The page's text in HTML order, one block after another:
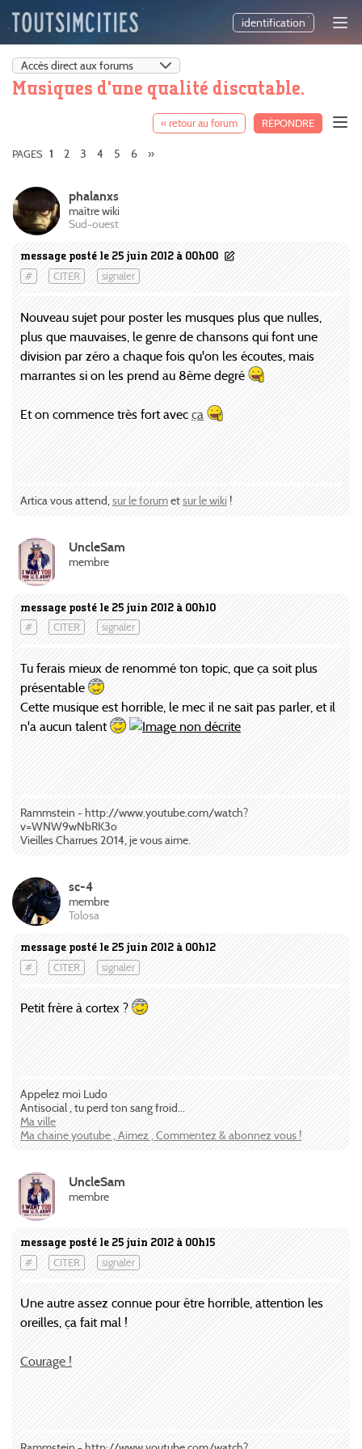
identification
Musiques d'une qualité discutable.
« retour au forum RÉPONDRE
PAGES 1 2 3 4 5 6 »
message posté le 25 juin 2012 à 00h00
# CITER signaler
phalanxs
maître wiki
Sud-ouest
Nouveau sujet pour poster les musques plus que nulles,
plus que mauvaises, le genre de chansons qui font une
division par zéro a chaque fois qu'on les écoutes, mais
marrantes si on les prend au 8ème degré
Et on commence très fort avec ça
Artica vous attend,sur le forumetsur le wiki!
message posté le 25 juin 2012 à 00h10
# CITER signaler
UncleSam
membre
Tu ferais mieux de renommé ton topic, que ça soit plus
présentable
Cette musique est horrible, le mec il ne sait pas parler, et il
n'a aucun talent
Rammstein - http://www.youtube.com/watch?
v=WNW9wNbRK3o
Vieilles Charrues 2014, je vous aime.
message posté le 25 juin 2012 à 00h12
# CITER signaler
sc-4
membre
Tolosa
Petit frère à cortex ?
Appelez moi Ludo
Antisocial , tu perd ton sang froid...
Ma ville
Ma chaine youtube , Aimez , Commentez & abonnez vous !
message posté le 25 juin 2012 à 00h15
# CITER signaler
UncleSam
membre
Une autre assez connue pour être horrible, attention les
oreilles, ça fait mal !
Courage !